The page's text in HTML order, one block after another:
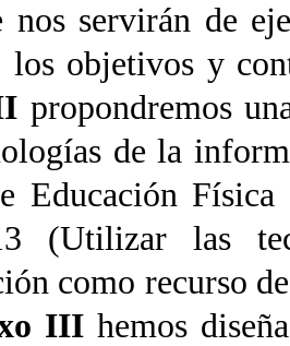
nos servirán de
los objetivos y
propondremos
de la
Educación
(Utilizar las
como recurso
IIIhemos